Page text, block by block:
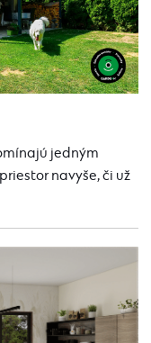
jedným
navyše, či už